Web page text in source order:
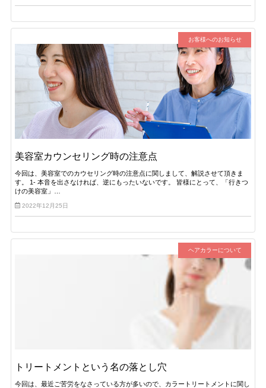
お客様へのお知らせ
美容室カウンセリング時の注意点
今回は、美容室でのカウセリング時の注意点に関しまして、解説させて頂きま
す。 1- 本音を出さなければ、逆にもったいないです。 皆様にとって、「行きつ
けの美容室」…
2022年12月25日
ヘアカラーについて
トリートメントという名の落とし穴
今回は、最近ご苦労をなさっている方が多いので、カラートリートメントに関し